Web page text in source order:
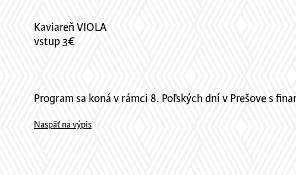
Kaviareň VIOLA
vstup 3€
Program sa koná v rámci 8. Poľských dní v Prešove s
Naspäť na výpis